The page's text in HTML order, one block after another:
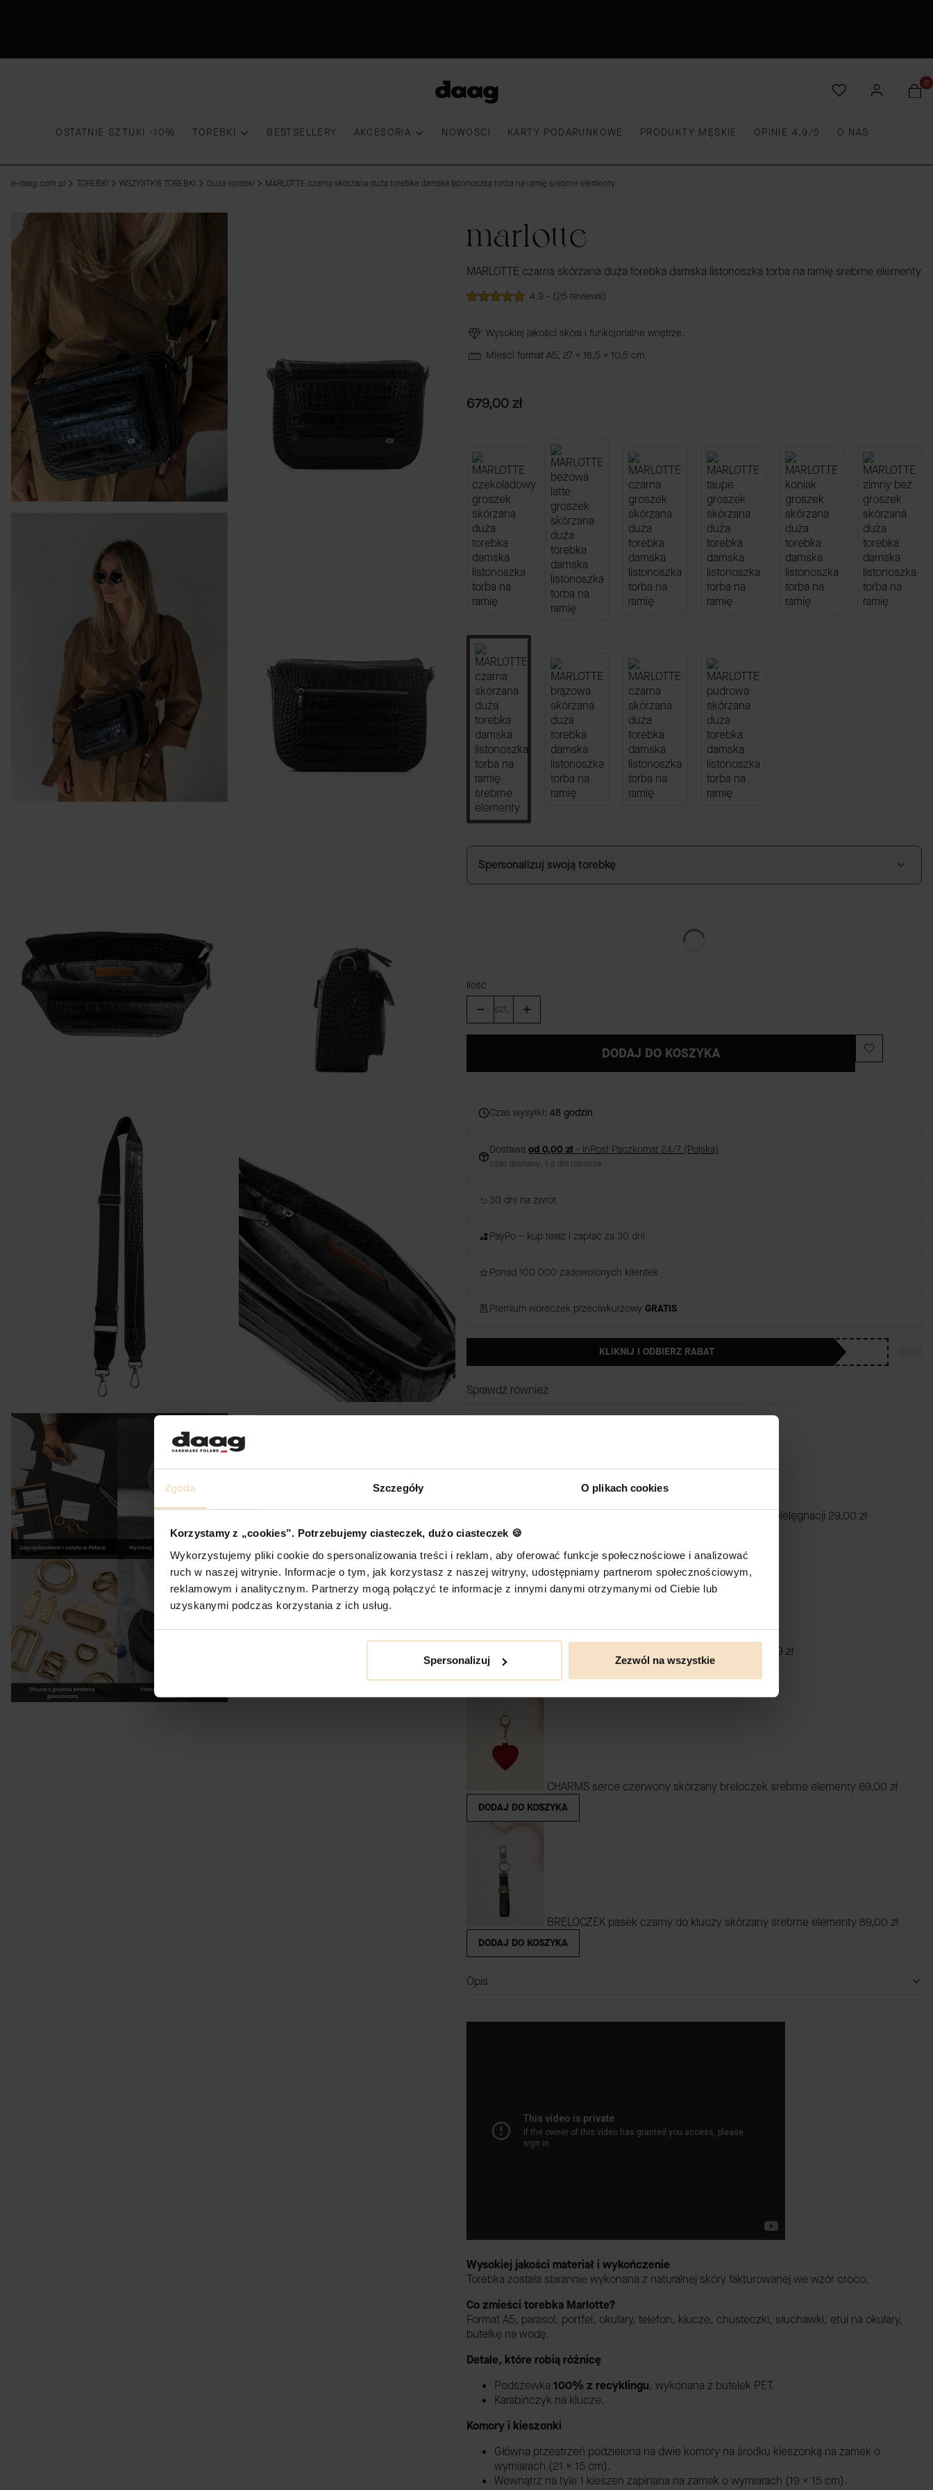
Zgoda Szczegóły O plikach cookies
Korzystamy z „cookies”. Potrzebujemy ciasteczek, dużo ciasteczek 🍪
Wykorzystujemy pliki cookie do spersonalizowania treści i reklam, aby oferować funkcje społecznościowe i analizować
ruch w naszej witrynie. Informacje o tym, jak korzystasz z naszej witryny, udostępniamy partnerom społecznościowym,
reklamowym i analitycznym. Partnerzy mogą połączyć te informacje z innymi danymi otrzymanymi od Ciebie lub
uzyskanymi podczas korzystania z ich usług.
Spersonalizuj Zezwól na wszystkie
OSTATNIE SZTUKI -10% TOREBKI BESTSELLERY AKCESORIA NOWOŚCI KARTY PODARUNKOWE PRODUKTY MĘSKIE OPINIE 4,9/5 O NAS
e-daag.com.pl TOREBKI WSZYSTKIE TOREBKI Duże torebki MARLOTTE czarna skórzana duża torebka damska listonoszka torba na ramię srebrne elementy
marlotte
MARLOTTE czarna skórzana duża torebka damska listonoszka torba na ramię srebrne elementy
4.9 - (25 reviews)
Wysokiej jakości skóra i funkcjonalne wnętrze.
Mieści format A5, 27 x 18,5 x 10,5 cm.
Cena
679,00 zł
Spersonalizuj swoją torebkę
Ilość
szt.
DODAJ DO KOSZYKA
Czas wysyłki: 48 godzin
Dostawa od 0,00 zł - InPost Paczkomat 24/7 (Polska)
czas dostawy: 1-2 dni robocze
30 dni na zwrot
PayPo – kup teraz i zapłać za 30 dni
Ponad 100 000 zadowolonych klientek
Premium woreczek przeciwkurzowy GRATIS
KLIKNIJ I ODBIERZ RABAT
Sprawdź również
(W zestawie taniej żel + ściereczka) Zestaw do pielęgnacji 29,00 zł
DODAJ DO KOSZYKA
19,99 zł
CHARMS serce czerwony skórzany breloczek srebrne elementy 69,00 zł
DODAJ DO KOSZYKA
BRELOCZEK pasek czarny do kluczy skórzany srebrne elementy89,00 zł
DODAJ DO KOSZYKA
Opis
Wysokiej jakości materiał i wykończenie
Torebka została starannie wykonana z naturalnej skóry fakturowanej we wzór croco.
Co zmieści torebka Marlotte?
Format A5, parasol, portfel, okulary, telefon, klucze, chusteczki, słuchawki, etui na okulary,
butelkę na wodę.
Detale, które robią różnicę
Podszewka 100% z recyklingu, wykonana z butelek PET.
Karabińczyk na klucze.
Komory i kieszonki
Główna przestrzeń podzielona na dwie komory na środku kieszonką na zamek o
wymiarach (21 x 15 cm).
Wewnątrz na tyle 1 kieszeń zapinana na zamek o wymiarach (19 x 15 cm).